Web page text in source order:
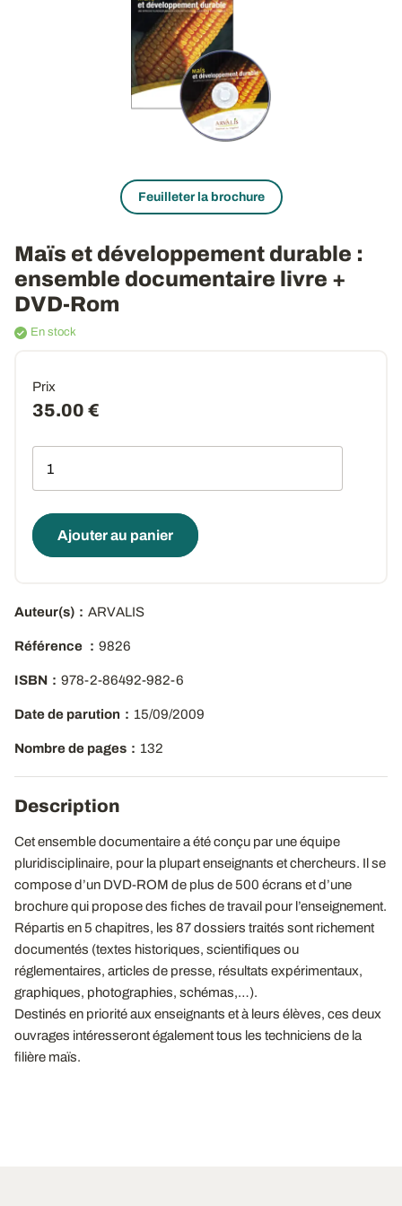
Feuilleter la brochure
Maïs et développement durable :
ensemble documentaire livre +
DVD-Rom
En stock
Prix
35.00 €
Ajouter au panier
Auteur(s) ARVALIS
Référence 9826
ISBN 978-2-86492-982-6
Date de parution 15/09/2009
Nombre de pages 132
Description
Cet ensemble documentaire a été conçu par une équipe
pluridisciplinaire, pour la plupart enseignants et chercheurs. Il se
compose d’un DVD-ROM de plus de 500 écrans et d’une
brochure qui propose des fiches de travail pour l’enseignement.
Répartis en 5 chapitres, les 87 dossiers traités sont richement
documentés (textes historiques, scientifiques ou
réglementaires, articles de presse, résultats expérimentaux,
graphiques, photographies, schémas,…).
Destinés en priorité aux enseignants et à leurs élèves, ces deux
ouvrages intéresseront également tous les techniciens de la
filière maïs.